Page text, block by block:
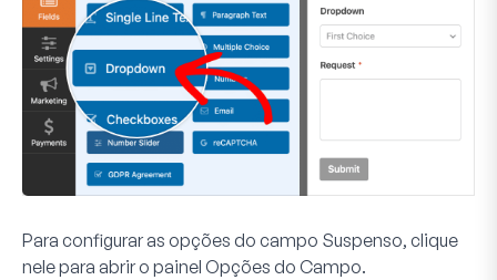
Para configurar as opções do campo Suspenso, clique
nele para abrir o painel Opções do Campo.